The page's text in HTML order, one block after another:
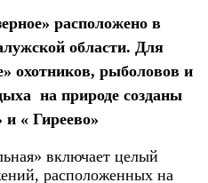
расположено в
области. Для
охотников, рыболовов и
на природе созданы
« Гиреево»
включает целый
расположенных на